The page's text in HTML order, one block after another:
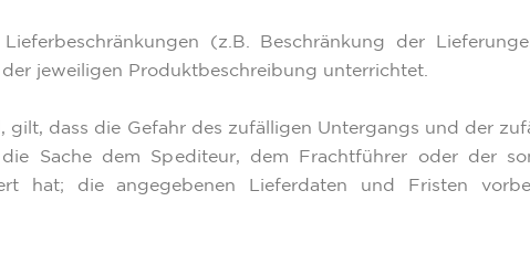
(z.B. Beschränkung der
jeweiligen Produktbeschreibung unterrichtet.
gilt, dass die Gefahr des zufälligen Untergangs und der
Sache dem Spediteur, dem Frachtführer oder der
hat; die angegebenen Lieferdaten und Fristen